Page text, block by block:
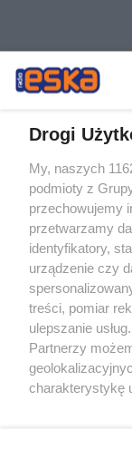
Żaden utwór
rozpowszechniany
tym także
eksploatacji w
Internecie bez
wykorzystanie
tzn. bez właściwej
ścigane prawnie.
Drogi
My, naszych
podmioty z
przechowujemy
przetwarzamy
identyfikatory,
urządzenie czy
treści, pomiar
ulepszanie
Partnerzy
charakterystykę